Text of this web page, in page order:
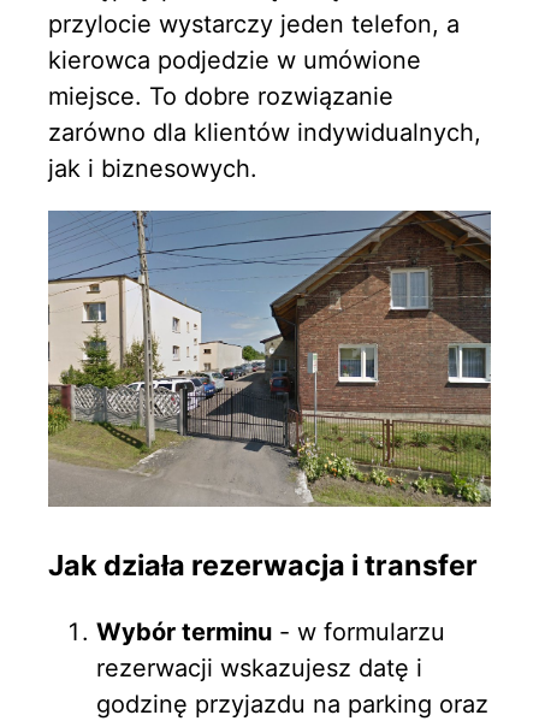
przylocie wystarczy jeden telefon, a
kierowca podjedzie w umówione
miejsce. To dobre rozwiązanie
zarówno dla klientów indywidualnych,
jak i biznesowych.
Jak działa rezerwacja i transfer
Wybór terminu - w formularzu
rezerwacji wskazujesz datę i
godzinę przyjazdu na parking oraz